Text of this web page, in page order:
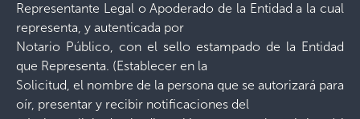
Representante Legal o Apoderado de la Entidad a la cual
representa, y autenticada por
Notario Público, con el sello estampado de la Entidad
que Representa. (Establecer en la
Solicitud, el nombre de la persona que se autorizará para
oír, presentar y recibir notificaciones del